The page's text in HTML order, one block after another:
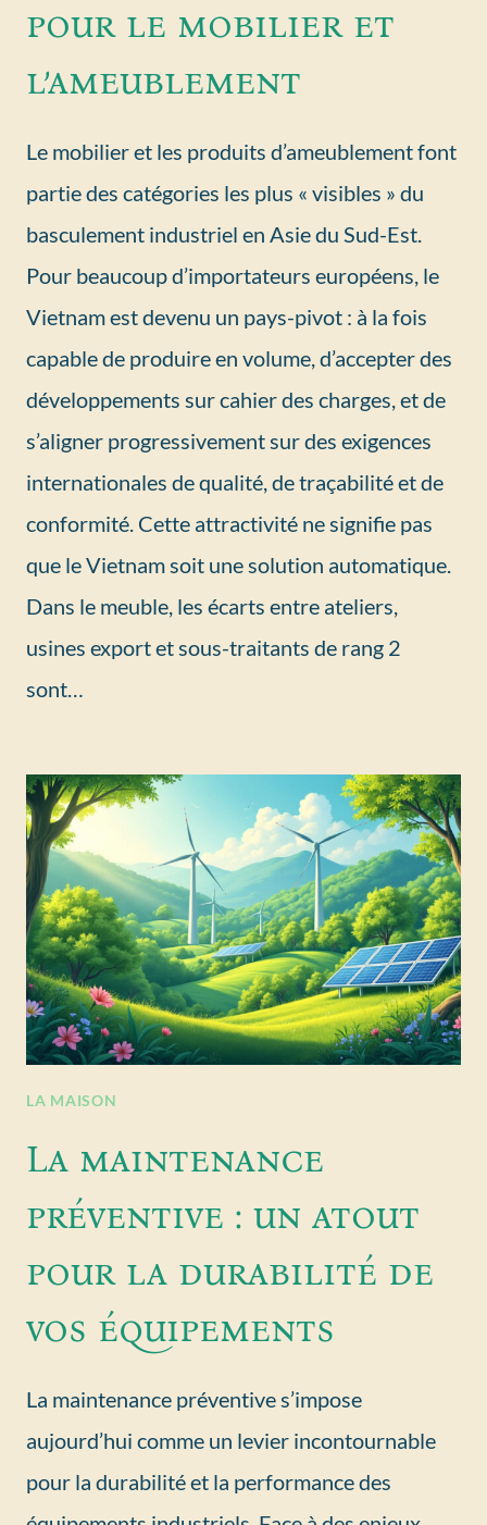
pour le mobilier et
l’ameublement
Le mobilier et les produits d’ameublement font
partie des catégories les plus « visibles » du
basculement industriel en Asie du Sud-Est.
Pour beaucoup d’importateurs européens, le
Vietnam est devenu un pays-pivot : à la fois
capable de produire en volume, d’accepter des
développements sur cahier des charges, et de
s’aligner progressivement sur des exigences
internationales de qualité, de traçabilité et de
conformité. Cette attractivité ne signifie pas
que le Vietnam soit une solution automatique.
Dans le meuble, les écarts entre ateliers,
usines export et sous-traitants de rang 2
sont…
LA MAISON
La maintenance
préventive : un atout
pour la durabilité de
vos équipements
La maintenance préventive s’impose
aujourd’hui comme un levier incontournable
pour la durabilité et la performance des